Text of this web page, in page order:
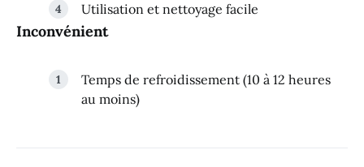
Utilisation et nettoyage facile
Inconvénient
Temps de refroidissement (10 à 12 heures
au moins)